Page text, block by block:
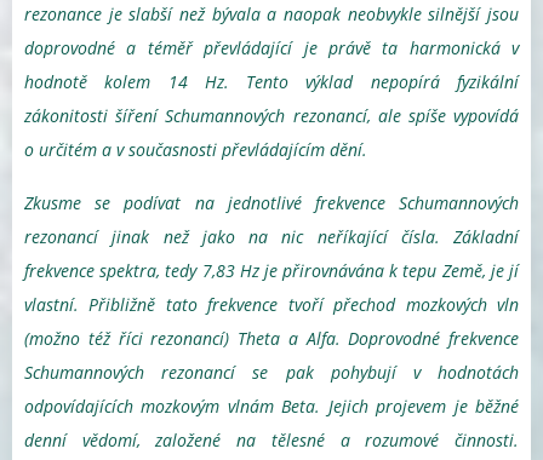
rezonance je slabší než bývala a naopak neobvykle silnější jsou
doprovodné a téměř převládající je právě ta harmonická v
hodnotě kolem 14 Hz. Tento výklad nepopírá fyzikální
zákonitosti šíření Schumannových rezonancí, ale spíše vypovídá
o určitém a v současnosti převládajícím dění.
Zkusme se podívat na jednotlivé frekvence Schumannových
rezonancí jinak než jako na nic neříkající čísla. Základní
frekvence spektra, tedy 7,83 Hz je přirovnávána k tepu Země, je jí
vlastní. Přibližně tato frekvence tvoří přechod mozkových vln
(možno též říci rezonancí) Theta a Alfa. Doprovodné frekvence
Schumannových rezonancí se pak pohybují v hodnotách
odpovídajících mozkovým vlnám Beta. Jejich projevem je běžné
denní vědomí, založené na tělesné a rozumové činnosti.